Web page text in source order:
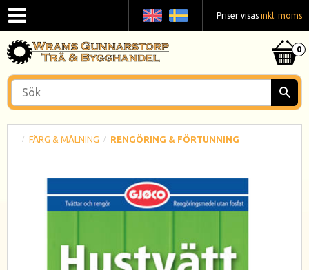
Priser visas inkl. moms
FÄRG & MÅLNING RENGÖRING & FÖRTUNNING